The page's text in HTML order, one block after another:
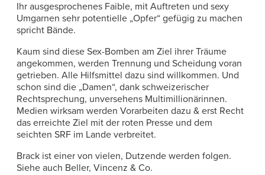
Ihr ausgesprochenes Faible, mit Auftreten und sexy
Umgarnen sehr potentielle „Opfer“ gefügig zu machen
spricht Bände.
Kaum sind diese Sex-Bomben am Ziel ihrer Träume
angekommen, werden Trennung und Scheidung voran
getrieben. Alle Hilfsmittel dazu sind willkommen. Und
schon sind die „Damen“, dank schweizerischer
Rechtsprechung, unversehens Multimillionärinnen.
Medien wirksam werden Vorarbeiten dazu & erst Recht
das erreichte Ziel mit der roten Presse und dem
seichten SRF im Lande verbreitet.
Brack ist einer von vielen, Dutzende werden folgen.
Siehe auch Beller, Vincenz & Co.